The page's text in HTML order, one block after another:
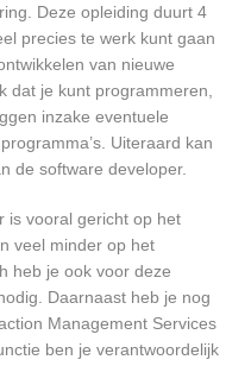
Deze opleiding duurt 4
precies te werk kunt gaan
van nieuwe
dat je kunt programmeren,
inzake eventuele
Uiteraard kan
de software developer.
is vooral gericht op het
veel minder op het
heb je ook voor deze
Daarnaast heb je nog
Management Services
ben je verantwoordelijk